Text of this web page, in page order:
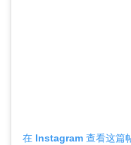
在 Instagram 查看这篇